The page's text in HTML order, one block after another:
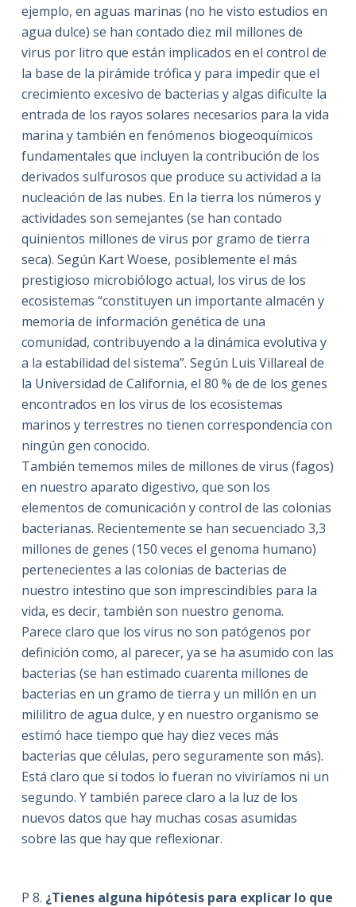
ejemplo, en aguas marinas (no he visto estudios en
agua dulce) se han contado diez mil millones de
virus por litro que están implicados en el control de
la base de la pirámide trófica y para impedir que el
crecimiento excesivo de bacterias y algas dificulte la
entrada de los rayos solares necesarios para la vida
marina y también en fenómenos biogeoquímicos
fundamentales que incluyen la contribución de los
derivados sulfurosos que produce su actividad a la
nucleación de las nubes. En la tierra los números y
actividades son semejantes (se han contado
quinientos millones de virus por gramo de tierra
seca). Según Kart Woese, posiblemente el más
prestigioso microbiólogo actual, los virus de los
ecosistemas “constituyen un importante almacén y
memoria de información genética de una
comunidad, contribuyendo a la dinámica evolutiva y
a la estabilidad del sistema”. Según Luis Villareal de
la Universidad de California, el 80 % de de los genes
encontrados en los virus de los ecosistemas
marinos y terrestres no tienen correspondencia con
ningún gen conocido.
También tememos miles de millones de virus (fagos)
en nuestro aparato digestivo, que son los
elementos de comunicación y control de las colonias
bacterianas. Recientemente se han secuenciado 3,3
millones de genes (150 veces el genoma humano)
pertenecientes a las colonias de bacterias de
nuestro intestino que son imprescindibles para la
vida, es decir, también son nuestro genoma.
Parece claro que los virus no son patógenos por
definición como, al parecer, ya se ha asumido con las
bacterias (se han estimado cuarenta millones de
bacterias en un gramo de tierra y un millón en un
mililitro de agua dulce, y en nuestro organismo se
estimó hace tiempo que hay diez veces más
bacterias que células, pero seguramente son más).
Está claro que si todos lo fueran no viviríamos ni un
segundo. Y también parece claro a la luz de los
nuevos datos que hay muchas cosas asumidas
sobre las que hay que reflexionar.
P 8. ¿Tienes alguna hipótesis para explicar lo que